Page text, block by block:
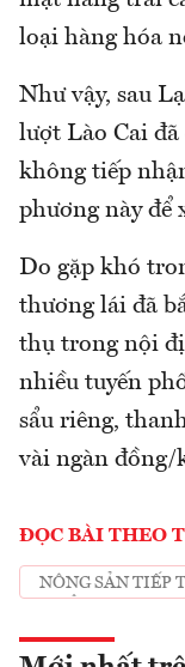
loại hàng hóa
Như vậy, sau
lượt Lào Cai
không tiếp
phương này để
Do gặp khó
thương lái đã
thụ trong nội
nhiều tuyến
sẩu riêng,
vài ngàn đồng/
ĐỌC BÀI THEO
NÔNG SẢN TIẾP